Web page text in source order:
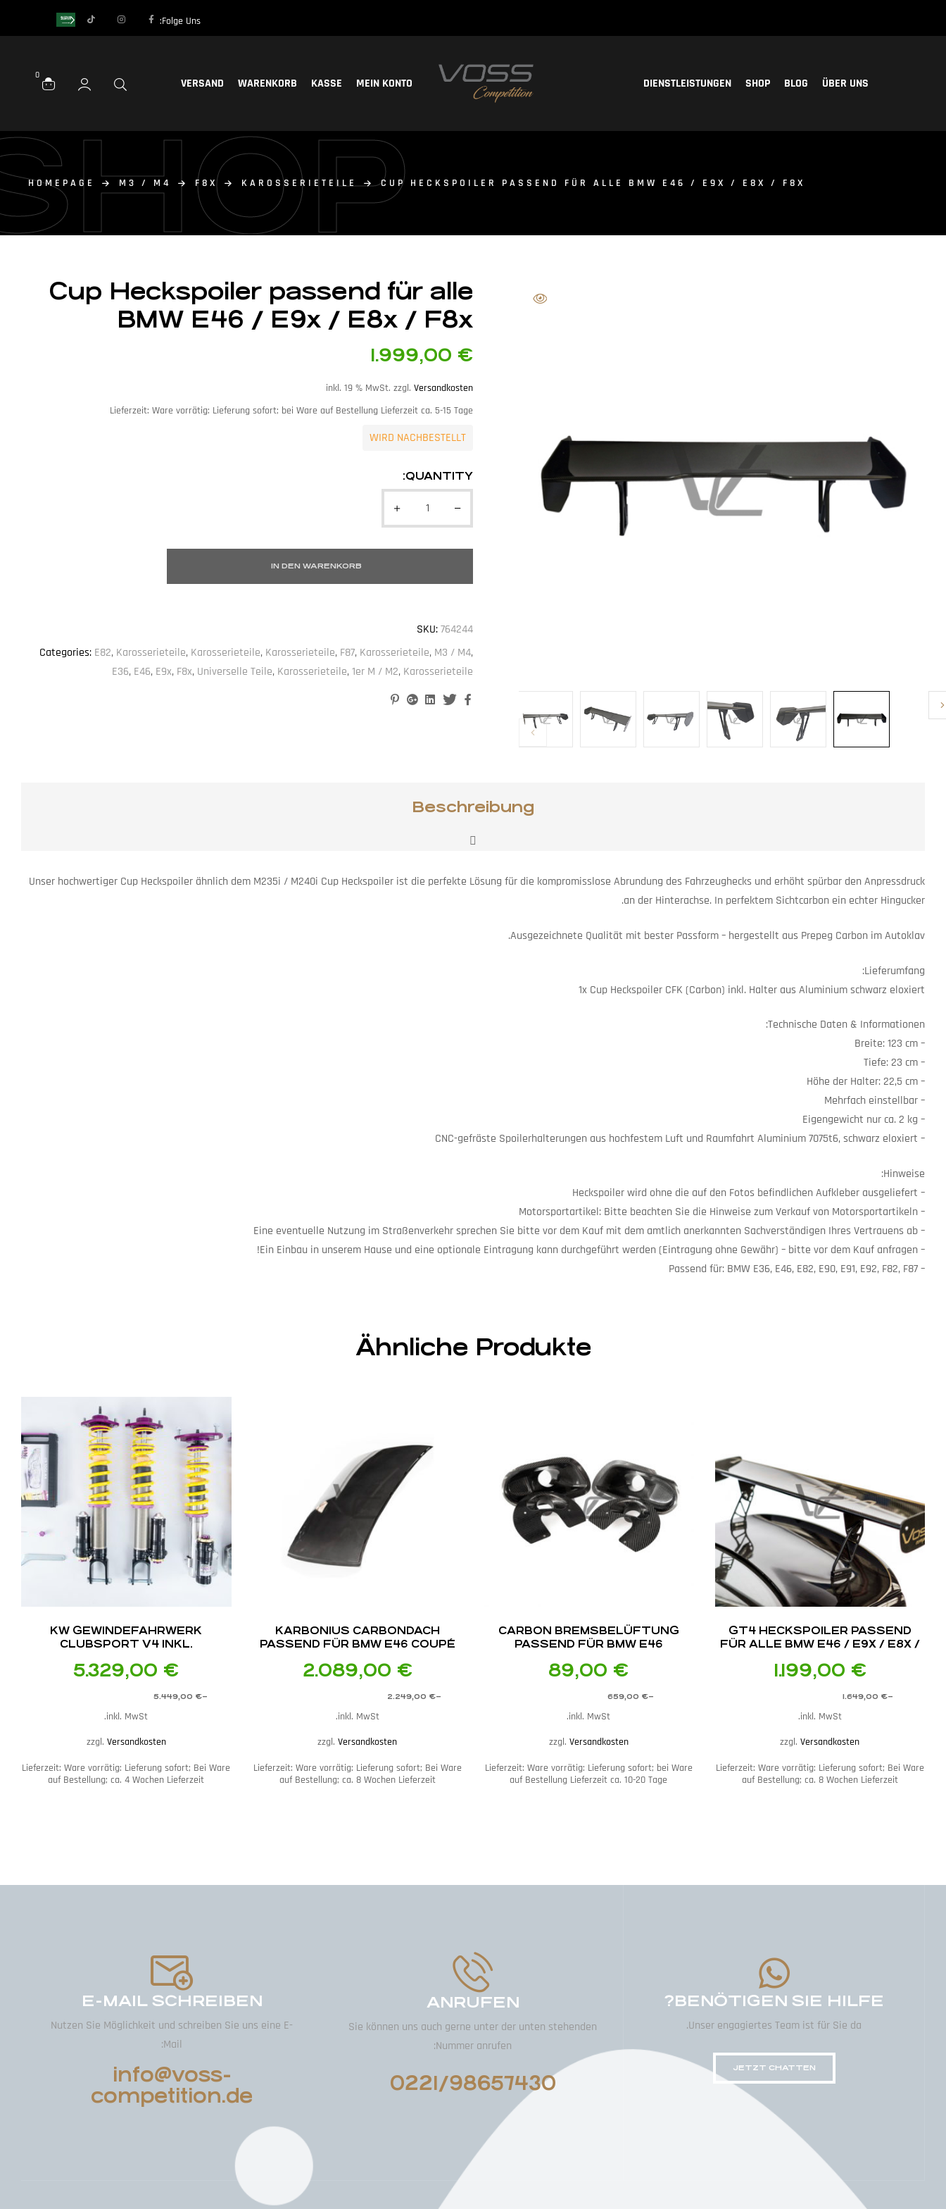
Folge Uns:
ÜBER UNS
BLOG
SHOP
DIENSTLEISTUNGEN
MEIN KONTO
KASSE
WARENKORB
VERSAND
0
HOMEPAGE M3 / M4 F8X KAROSSERIETEILE CUP HECKSPOILER PASSEND FÜR ALLE BMW E46 / E9X / E8X / F8X
Cup Heckspoiler passend für alle
BMW E46 / E9x / E8x / F8x
1.999,00 €
inkl. 19 % MwSt. zzgl. Versandkosten
Lieferzeit: Ware vorrätig: Lieferung sofort; bei Ware auf Bestellung Lieferzeit ca. 5-15 Tage
WIRD NACHBESTELLT
QUANTITY:
IN DEN WARENKORB
SKU:764244
Categories: E82, Karosserieteile, Karosserieteile, Karosserieteile, F87, Karosserieteile, M3 / M4,
E36, E46, E9x, F8x, Universelle Teile, Karosserieteile, 1er M / M2, Karosserieteile
Facebook
Twitter
Linkedin
Google+
Beschreibung
Unser hochwertiger Cup Heckspoiler ähnlich dem M235i / M240i Cup Heckspoiler ist die perfekte Lösung für die kompromisslose Abrundung des Fahrzeughecks und erhöht spürbar den Anpressdruck
an der Hinterachse. In perfektem Sichtcarbon ein echter Hingucker.
Ausgezeichnete Qualität mit bester Passform – hergestellt aus Prepeg Carbon im Autoklav.
Lieferumfang:
1x Cup Heckspoiler CFK (Carbon) inkl. Halter aus Aluminium schwarz eloxiert
Technische Daten & Informationen:
– Breite: 123 cm
– Tiefe: 23 cm
– Höhe der Halter: 22,5 cm
– Mehrfach einstellbar
– Eigengewicht nur ca. 2 kg
– CNC-gefräste Spoilerhalterungen aus hochfestem Luft und Raumfahrt Aluminium 7075t6, schwarz eloxiert
Hinweise:
– Heckspoiler wird ohne die auf den Fotos befindlichen Aufkleber ausgeliefert
– Motorsportartikel: Bitte beachten Sie die Hinweise zum Verkauf von Motorsportartikeln
– Eine eventuelle Nutzung im Straßenverkehr sprechen Sie bitte vor dem Kauf mit dem amtlich anerkannten Sachverständigen Ihres Vertrauens ab
– Ein Einbau in unserem Hause und eine optionale Eintragung kann durchgeführt werden (Eintragung ohne Gewähr) – bitte vor dem Kauf anfragen!
– Passend für: BMW E36, E46, E82, E90, E91, E92, F82, F87
Ähnliche Produkte
GT4 HECKSPOILER PASSEND
FÜR ALLE BMW E46 / E9X / E8X /
1.199,00 €
–
1.649,00 €
inkl. MwSt.
zzgl.Versandkosten
Lieferzeit: Ware vorrätig: Lieferung sofort; Bei Ware
auf Bestellung; ca. 8 Wochen Lieferzeit
CARBON BREMS­BELÜFTUNG
PASSEND FÜR BMW E46
89,00 €
–
659,00 €
inkl. MwSt.
zzgl. Versandkosten
Lieferzeit: Ware vorrätig: Lieferung sofort; bei Ware
auf Bestellung Lieferzeit ca. 10-20 Tage
KARBONIUS CARBONDACH
PASSEND FÜR BMW E46 COUPÉ
2.089,00 €
–
2.249,00 €
inkl. MwSt.
zzgl.Versandkosten
Lieferzeit: Ware vorrätig: Lieferung sofort; Bei Ware
auf Bestellung; ca. 8 Wochen Lieferzeit
KW GEWINDEFAHRWERK
CLUBSPORT V4 INKL.
5.329,00 €
–
5.449,00 €
inkl. MwSt.
zzgl. Versandkosten
Lieferzeit:Ware vorrätig: Lieferung sofort; Bei Ware
auf Bestellung; ca. 4 Wochen Lieferzeit
BENÖTIGEN SIE HILFE?
Unser engagiertes Team ist für Sie da.
JETZT CHATTEN
ANRUFEN
Sie können uns auch gerne unter der unten stehenden
Nummer anrufen:
0221/98657430
E-MAIL SCHREIBEN
Nutzen Sie Möglichkeit und schreiben Sie uns eine E-
Mail:
info@voss-
competition.de